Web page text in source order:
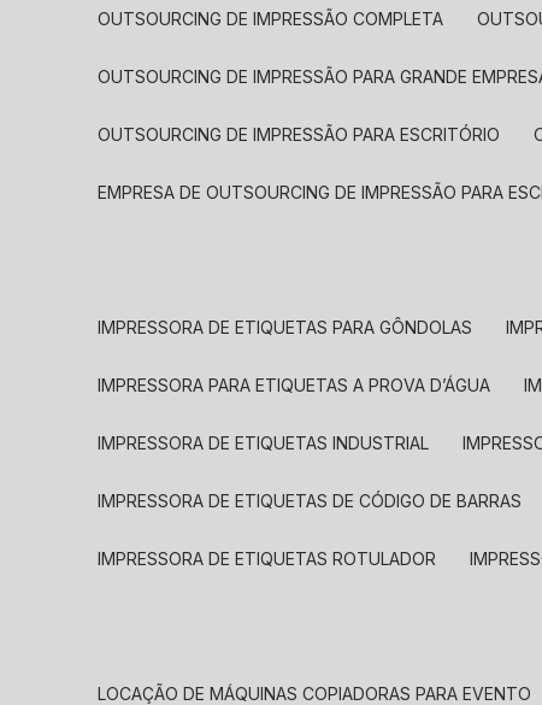
OUTSOURCING DE IMPRESSÃO COMPLETA
OUTSOURCING DE IMPRESSÃO PARA GRANDE
OUTSOURCING DE IMPRESSÃO PARA ESCRITÓRIO
EMPRESA DE OUTSOURCING DE IMPRESSÃO PARA
IMPRESSORA DE ETIQUETAS PARA GÔNDOLAS
IMPRESSORA PARA ETIQUETAS A PROVA D’ÁGUA
IMPRESSORA DE ETIQUETAS INDUSTRIAL
IMPRESSORA DE ETIQUETAS DE CÓDIGO DE BARRAS
IMPRESSORA DE ETIQUETAS ROTULADOR
LOCAÇÃO DE MÁQUINAS COPIADORAS PARA EVENTO